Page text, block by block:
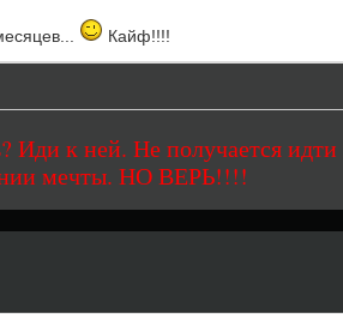
Кайф!!!!
Иди к ней. Не получается
мечты. НО ВЕРЬ!!!!